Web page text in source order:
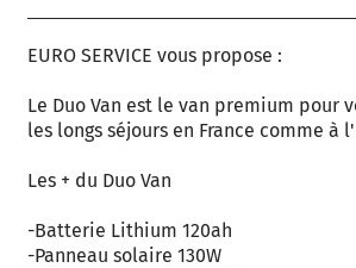
EURO SERVICE vous propose :
Le Duo Van est le van premium pour
les longs séjours en France comme à
Les + du Duo Van
-Batterie Lithium 120ah
-Panneau solaire 130W